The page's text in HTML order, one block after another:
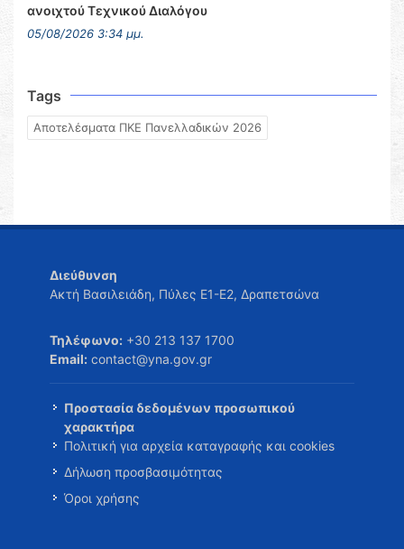
ανοιχτού Τεχνικού Διαλόγου
05/08/2026 3:34 μμ.
Tags
Αποτελέσματα ΠΚΕ Πανελλαδικών 2026
Διεύθυνση
Ακτή Βασιλειάδη, Πύλες Ε1-Ε2, Δραπετσώνα
Τηλέφωνο: +30 213 137 1700
Email: contact@yna.gov.gr
Προστασία δεδομένων προσωπικού
χαρακτήρα
Πολιτική για αρχεία καταγραφής και cookies
Δήλωση προσβασιμότητας
Όροι χρήσης